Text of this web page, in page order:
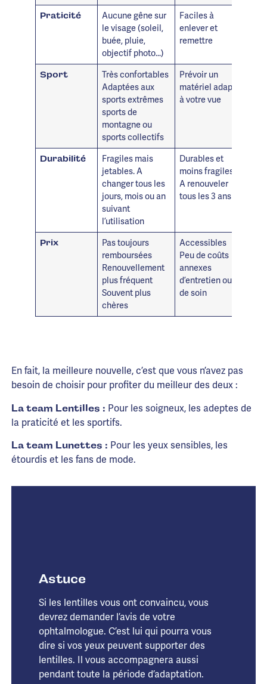
Praticité
Aucune gêne sur
le visage (soleil,
buée, pluie,
objectif photo…)
Faciles à
enlever et
remettre
Sport
Très confortables
Adaptées aux
sports extrêmes
sports de
montagne ou
sports collectifs
Prévoir un
matériel adapté
à votre vue
Durabilité
Fragiles mais
jetables. A
changer tous les
jours, mois ou an
suivant
l’utilisation
Durables et
moins fragiles
A renouveler
tous les 3 ans
Prix
Pas toujours
remboursées
Renouvellement
plus fréquent
Souvent plus
chères
Accessibles
Peu de coûts
annexes
d’entretien ou
de soin
En fait, la meilleure nouvelle, c’est que vous n’avez pas
besoin de choisir pour profiter du meilleur des deux :
La team Lentilles : Pour les soigneux, les adeptes de
la praticité et les sportifs.
La team Lunettes : Pour les yeux sensibles, les
étourdis et les fans de mode.
Astuce
Si les lentilles vous ont convaincu, vous
devrez demander l’avis de votre
ophtalmologue. C’est lui qui pourra vous
dire si vos yeux peuvent supporter des
lentilles. Il vous accompagnera aussi
pendant toute la période d’adaptation.